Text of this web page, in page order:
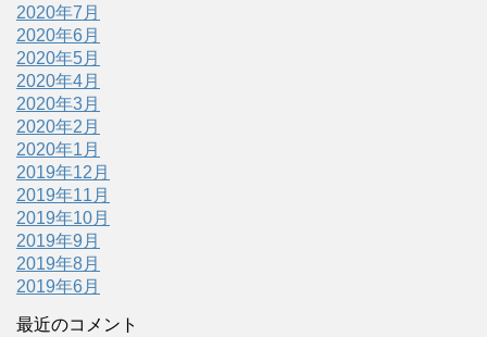
2020年7月
2020年6月
2020年5月
2020年4月
2020年3月
2020年2月
2020年1月
2019年12月
2019年11月
2019年10月
2019年9月
2019年8月
2019年6月
最近のコメント